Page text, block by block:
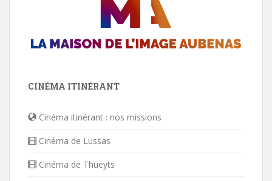
CINÉMA ITINÉRANT
Cinéma itinérant : nos missions
Cinéma de Lussas
Cinéma de Thueyts